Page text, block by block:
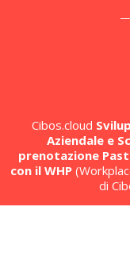
Cibos.cloud
Aziendale e
prenotazione
con il WHP
di